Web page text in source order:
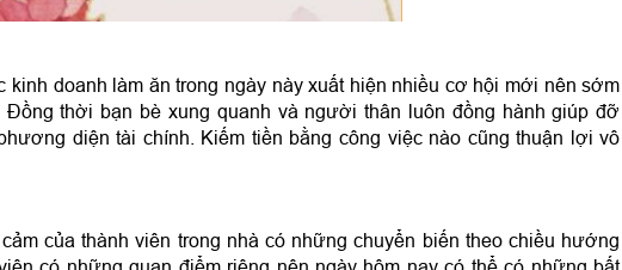
kinh doanh làm ăn trong ngày này xuất hiện nhiều cơ hội mới nên sớm
thời bạn bè xung quanh và người thân luôn đồng hành giúp đỡ
diện tài chính. Kiếm tiền bằng công việc nào cũng thuận lợi vô
của thành viên trong nhà có những chuyển biến theo chiều hướng